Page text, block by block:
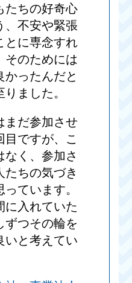
たちの好奇心
、不安や緊張
とに専念すれ
そのためには
かったんだと
ました。
まだ参加させ
目ですが、こ
なく、参加さ
たちの気づき
ています。
に入れていた
ずつその輪を
いと考えてい